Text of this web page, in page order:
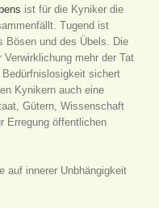
ist für die Kyniker die
Tugend ist
Bösen und des Übels. Die
mehr der Tat
sichert
Kynikern auch eine
Gütern, Wissenschaft
Erregung öffentlichen
auf innerer Unbhängigkeit